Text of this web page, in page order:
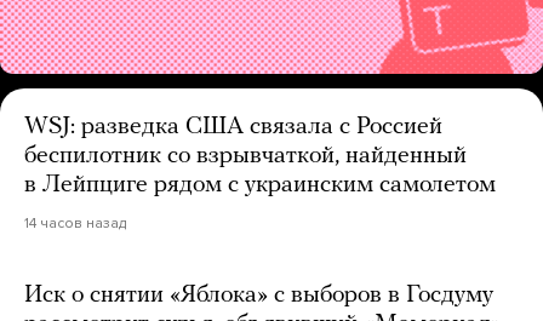
WSJ: разведка США связала с Россией
беспилотник со взрывчаткой, найденный
в Лейпциге рядом с украинским самолетом
14 часов назад
Иск о снятии «Яблока» с выборов в Госдуму